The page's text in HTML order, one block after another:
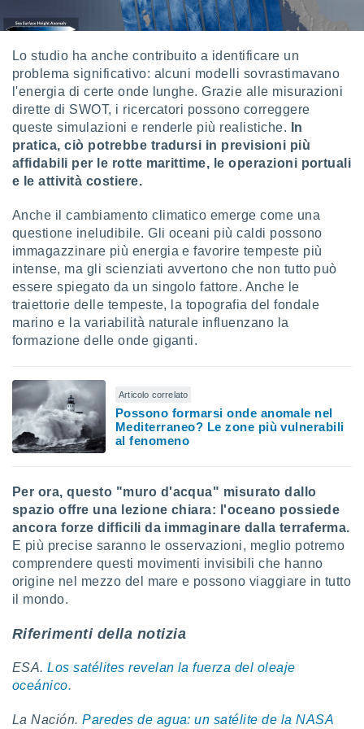
Lo studio ha anche contribuito a identificare un
problema significativo: alcuni modelli sovrastimavano
l'energia di certe onde lunghe. Grazie alle misurazioni
dirette di SWOT, i ricercatori possono correggere
queste simulazioni e renderle più realistiche.
In
pratica, ciò potrebbe tradursi in previsioni più
affidabili per le rotte marittime, le operazioni portuali
e le attività costiere.
Anche il cambiamento climatico emerge come una
questione ineludibile. Gli oceani più caldi possono
immagazzinare più energia e favorire tempeste più
intense, ma gli scienziati avvertono che non tutto può
essere spiegato da un singolo fattore. Anche le
traiettorie delle tempeste, la topografia del fondale
marino e la variabilità naturale influenzano la
formazione delle onde giganti.
Articolo correlato
Possono formarsi onde anomale nel
Mediterraneo? Le zone più vulnerabili
al fenomeno
Per ora, questo "muro d'acqua" misurato dallo
spazio offre una lezione chiara: l'oceano possiede
ancora forze difficili da immaginare dalla terraferma.
E più precise saranno le osservazioni, meglio potremo
comprendere questi movimenti invisibili che hanno
origine nel mezzo del mare e possono viaggiare in tutto
il mondo.
Riferimenti della notizia
ESA.Los satélites revelan la fuerza del oleaje
oceánico.
La Nación.Paredes de agua: un satélite de la NASA